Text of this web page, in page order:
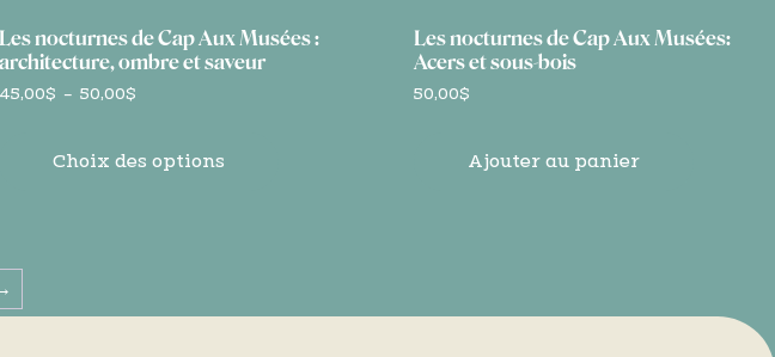
Les nocturnes de Cap Aux Musées :
architecture, ombre et saveur
45,00$ – 50,00$Plage
45,00$
Choix des options
Les nocturnes de Cap Aux Musées:
Acers et sous-bois
50,00$
Ajouter au panier